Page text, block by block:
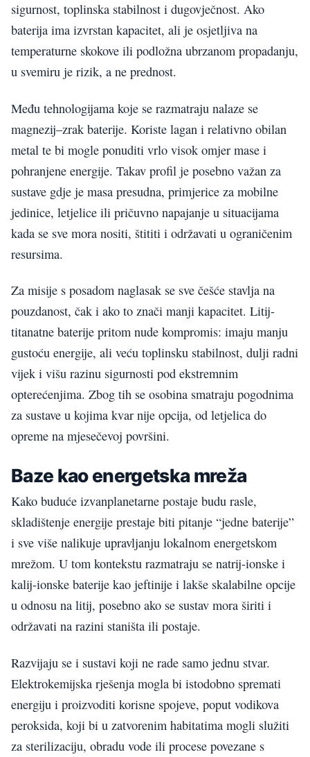
sigurnost, toplinska stabilnost i dugovječnost. Ako
baterija ima izvrstan kapacitet, ali je osjetljiva na
temperaturne skokove ili podložna ubrzanom propadanju,
u svemiru je rizik, a ne prednost.
Među tehnologijama koje se razmatraju nalaze se
magnezij–zrak baterije. Koriste lagan i relativno obilan
metal te bi mogle ponuditi vrlo visok omjer mase i
pohranjene energije. Takav profil je posebno važan za
sustave gdje je masa presudna, primjerice za mobilne
jedinice, letjelice ili pričuvno napajanje u situacijama
kada se sve mora nositi, štititi i održavati u ograničenim
resursima.
Za misije s posadom naglasak se sve češće stavlja na
pouzdanost, čak i ako to znači manji kapacitet. Litij-
titanatne baterije pritom nude kompromis: imaju manju
gustoću energije, ali veću toplinsku stabilnost, dulji radni
vijek i višu razinu sigurnosti pod ekstremnim
opterećenjima. Zbog tih se osobina smatraju pogodnima
za sustave u kojima kvar nije opcija, od letjelica do
opreme na mjesečevoj površini.
Baze kao energetska mreža
Kako buduće izvanplanetarne postaje budu rasle,
skladištenje energije prestaje biti pitanje “jedne baterije”
i sve više nalikuje upravljanju lokalnom energetskom
mrežom. U tom kontekstu razmatraju se natrij-ionske i
kalij-ionske baterije kao jeftinije i lakše skalabilne opcije
u odnosu na litij, posebno ako se sustav mora širiti i
održavati na razini staništa ili postaje.
Razvijaju se i sustavi koji ne rade samo jednu stvar.
Elektrokemijska rješenja mogla bi istodobno spremati
energiju i proizvoditi korisne spojeve, poput vodikova
peroksida, koji bi u zatvorenim habitatima mogli služiti
za sterilizaciju, obradu vode ili procese povezane s